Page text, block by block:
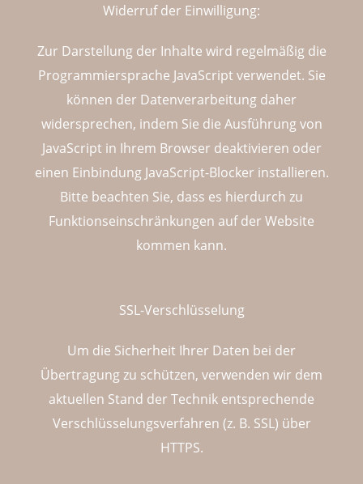
Widerruf der Einwilligung:
Zur Darstellung der Inhalte wird regelmäßig die
Programmiersprache JavaScript verwendet. Sie
können der Datenverarbeitung daher
widersprechen, indem Sie die Ausführung von
JavaScript in Ihrem Browser deaktivieren oder
einen Einbindung JavaScript-Blocker installieren.
Bitte beachten Sie, dass es hierdurch zu
Funktionseinschränkungen auf der Website
kommen kann.
SSL-Verschlüsselung
Um die Sicherheit Ihrer Daten bei der
Übertragung zu schützen, verwenden wir dem
aktuellen Stand der Technik entsprechende
Verschlüsselungsverfahren (z. B. SSL) über
HTTPS.